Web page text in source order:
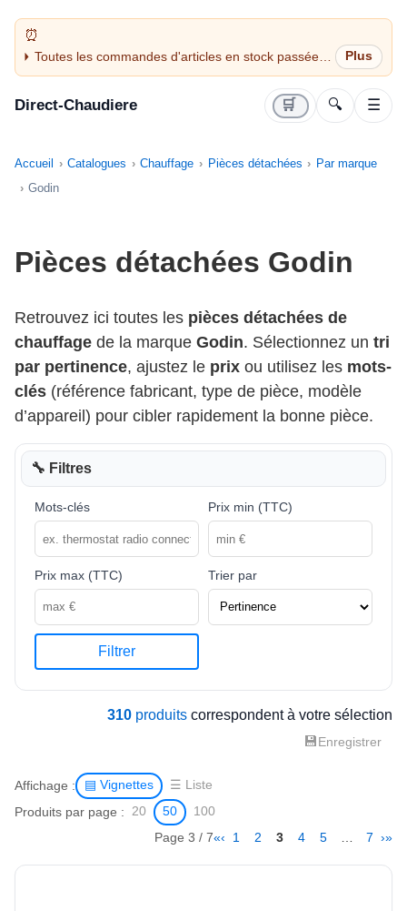
Toutes les commandes d'articles en stock passées
avant 14H sont expédiées le jour même (jours
Direct-Chaudiere 🛒 🔍 ☰
Accueil Catalogues Chauffage Pièces détachées
Par marque
Godin
Pièces détachées Godin
Retrouvez ici toutes les pièces détachées de
chauffage de la marque Godin. Sélectionnez un tri
par pertinence, ajustez le prix ou utilisez les mots-
clés (référence fabricant, type de pièce, modèle
d’appareil) pour cibler rapidement la bonne pièce.
🔧 Filtres
Mots-clés Prix min (TTC)
Prix max (TTC) Trier par
Filtrer
310 produits correspondent à votre sélection
💾Enregistrer
Affichage : ▤ Vignettes ☰ Liste
Produits par page : 20 50 100
Page 3 / 7«‹ 1 2 3 4 5 7 ›»